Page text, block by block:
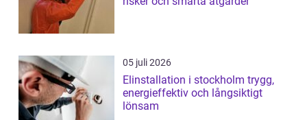
05 juli 2026
Elinstallation i stockholm trygg,
energieffektiv och långsiktigt
lönsam